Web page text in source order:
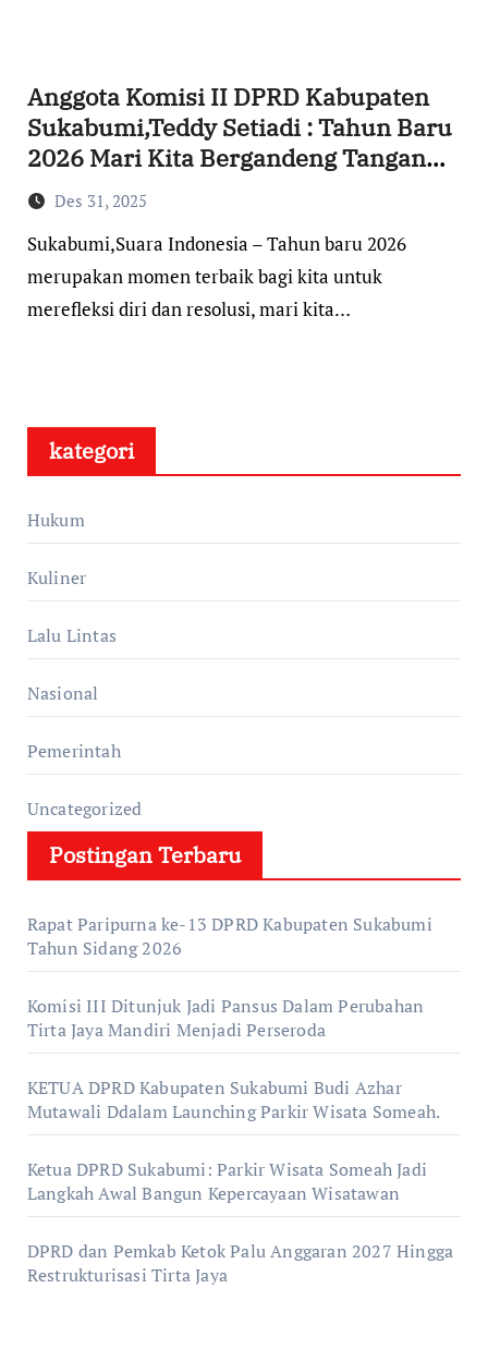
Anggota Komisi II DPRD Kabupaten
Sukabumi,Teddy Setiadi : Tahun Baru
2026 Mari Kita Bergandeng Tangan
Membangun Kabupaten Sukabumi
Yang Lebih Baik
Des 31, 2025
Sukabumi,Suara Indonesia – Tahun baru 2026
merupakan momen terbaik bagi kita untuk
merefleksi diri dan resolusi, mari kita…
kategori
Hukum
Kuliner
Lalu Lintas
Nasional
Pemerintah
Uncategorized
Postingan Terbaru
Rapat Paripurna ke-13 DPRD Kabupaten Sukabumi
Tahun Sidang 2026
Komisi III Ditunjuk Jadi Pansus Dalam Perubahan
Tirta Jaya Mandiri Menjadi Perseroda
KETUA DPRD Kabupaten Sukabumi Budi Azhar
Mutawali Ddalam Launching Parkir Wisata Someah.
Ketua DPRD Sukabumi: Parkir Wisata Someah Jadi
Langkah Awal Bangun Kepercayaan Wisatawan
DPRD dan Pemkab Ketok Palu Anggaran 2027 Hingga
Restrukturisasi Tirta Jaya